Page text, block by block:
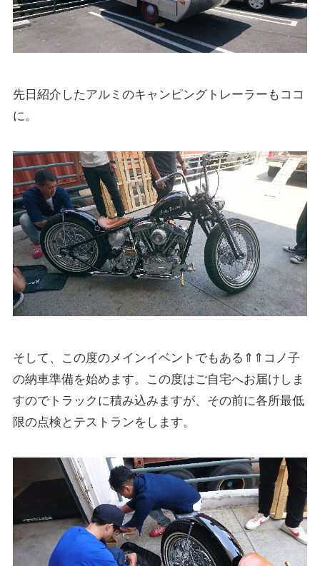
先日紹介したアルミのキャンピングトレーラーもココ
に。
そして、この度のメインイベントでもある⇑⇑コノ子
の納車準備を始めます。この度はご自宅へお届けしま
すのでトラックに積み込みますが、その前に各所最低
限の点検とテストランをします。